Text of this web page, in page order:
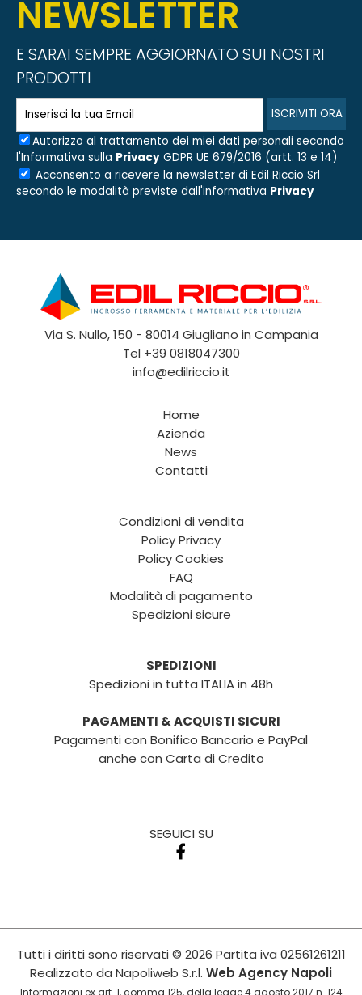
NEWSLETTER
E SARAI SEMPRE AGGIORNATO SUI NOSTRI
PRODOTTI
Autorizzo al trattamento dei miei dati personali secondo
l'Informativa sulla Privacy GDPR UE 679/2016 (artt. 13 e 14)
Acconsento a ricevere la newsletter di Edil Riccio Srl
secondo le modalità previste dall'informativa Privacy
Via S. Nullo, 150 - 80014 Giugliano in Campania
Tel +39 0818047300
info@edilriccio.it
Home
Azienda
News
Contatti
Condizioni di vendita
Policy Privacy
Policy Cookies
FAQ
Modalità di pagamento
Spedizioni sicure
SPEDIZIONI
Spedizioni in tutta ITALIA in 48h
PAGAMENTI & ACQUISTI SICURI
Pagamenti con Bonifico Bancario e PayPal
anche con Carta di Credito
SEGUICI SU
Tutti i diritti sono riservati © 2026 Partita iva 02561261211
Realizzato da Napoliweb S.r.l. Web Agency Napoli
Informazioni ex art. 1, comma 125, della legge 4 agosto 2017 n. 124